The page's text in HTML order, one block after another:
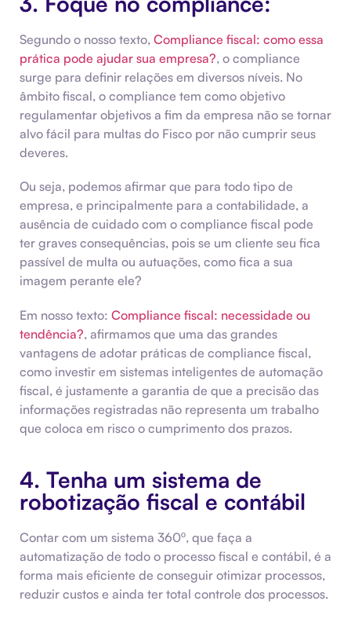
Segundo o nosso texto, Compliance fiscal: como essa
prática pode ajudar sua empresa?, o compliance
surge para definir relações em diversos níveis. No
âmbito fiscal, o compliance tem como objetivo
regulamentar objetivos a fim da empresa não se tornar
alvo fácil para multas do Fisco por não cumprir seus
deveres.
Ou seja, podemos afirmar que para todo tipo de
empresa, e principalmente para a contabilidade, a
ausência de cuidado com o compliance fiscal pode
ter graves consequências, pois se um cliente seu fica
passível de multa ou autuações, como fica a sua
imagem perante ele?
Em nosso texto: Compliance fiscal: necessidade ou
tendência?, afirmamos que uma das grandes
vantagens de adotar práticas de compliance fiscal,
como investir em sistemas inteligentes de automação
fiscal, é justamente a garantia de que a precisão das
informações registradas não representa um trabalho
que coloca em risco o cumprimento dos prazos.
4. Tenha um sistema de
robotização fiscal e contábil
Contar com um sistema 360º, que faça a
automatização de todo o processo fiscal e contábil, é a
forma mais eficiente de conseguir otimizar processos,
reduzir custos e ainda ter total controle dos processos.